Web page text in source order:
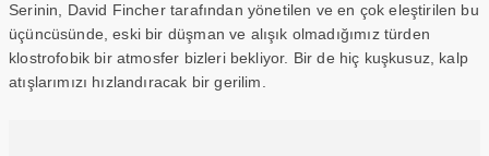
Serinin, David Fincher tarafından yönetilen ve en çok eleştirilen bu
üçüncüsünde, eski bir düşman ve alışık olmadığımız türden
klostrofobik bir atmosfer bizleri bekliyor. Bir de hiç kuşkusuz, kalp
atışlarımızı hızlandıracak bir gerilim.